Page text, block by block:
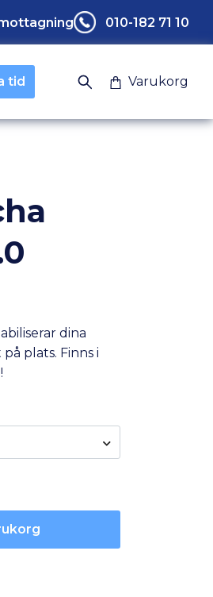
010-182 71 10
tid Varukorg
dina
plats. Finns i